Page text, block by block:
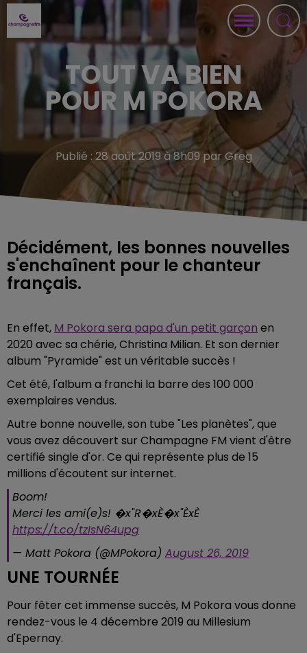
TOUT VA BIEN
POUR M POKORA
Publié : 28 août 2019 à 8h09 par Greg
Décidément, les bonnes nouvelles
s'enchaînent pour le chanteur
français.
En effet, M Pokora sera papa d'un petit garçon en
2020 avec sa chérie, Christina Milian. Et son dernier
album "Pyramide" est un véritable succès !
Cet été, l'album a franchi la barre des 100 000
exemplaires vendus.
Autre bonne nouvelle, son tube "Les planètes", que
vous avez découvert sur Champagne FM vient d'être
certifié single d'or. Ce qui représente plus de 15
millions d'écoutent sur internet.
Boom!
Merci les ami(e)s! �x"R�xÈ�x"ÈxÈ
https://t.co/tzIsN64upg
— Matt Pokora (@MPokora) August 26, 2019
UNE TOURNÉE
Pour fêter cet immense succès, M Pokora vous donne
rendez-vous le 4 décembre 2019 au Millesium
d'Epernay.